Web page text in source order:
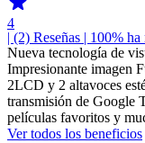
4
| (2) Reseñas | 100% ha
Nueva tecnología de
Impresionante imagen
2LCD y 2 altavoces
transmisión de Google
películas favoritos y
Ver todos los beneficios